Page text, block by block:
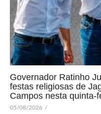
Governador Ratinho
festas religiosas de
Campos nesta quinta-
05/08/2026 /